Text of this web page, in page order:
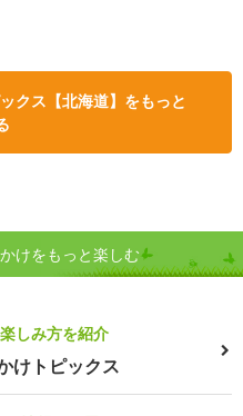
クス【北海道】をもっと
けをもっと楽しむ
しみ方を紹介
けトピックス